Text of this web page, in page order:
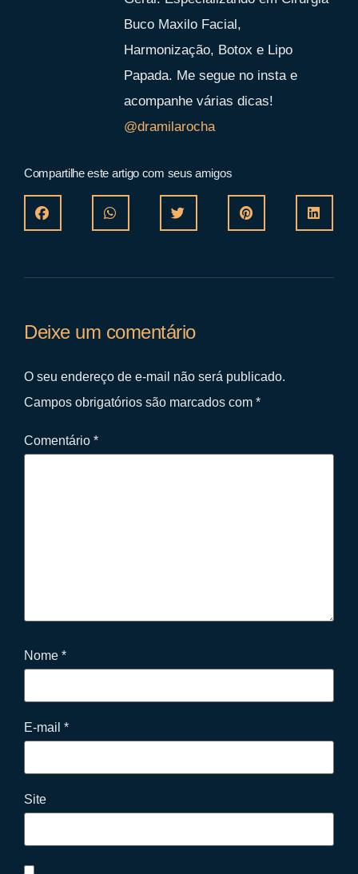
Buco Maxilo Facial,
Harmonização, Botox e Lipo
Papada. Me segue no insta e
acompanhe várias dicas!
@dramilarocha
Compartilhe este artigo com seus amigos
Deixe um comentário
O seu endereço de e-mail não será publicado.
Campos obrigatórios são marcados com *
Comentário *
Nome *
E-mail *
Site